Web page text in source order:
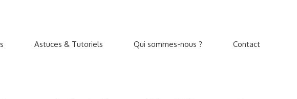
Astuces & Tutoriels Qui sommes-nous ? Contact